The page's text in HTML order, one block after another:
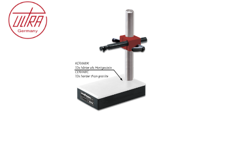
Bildergalerie überspringen